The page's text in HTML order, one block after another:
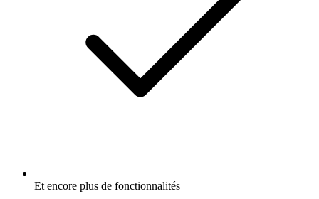
Et encore plus de fonctionnalités